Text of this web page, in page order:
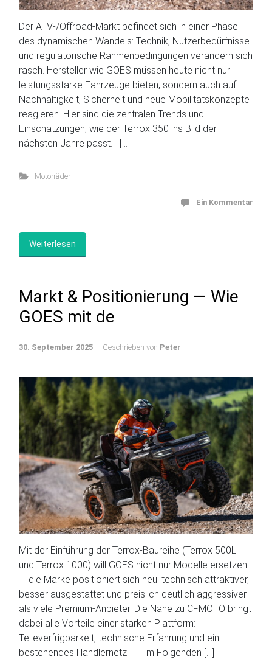
Der ATV-/Offroad-Markt befindet sich in einer Phase
des dynamischen Wandels: Technik, Nutzerbedürfnisse
und regulatorische Rahmenbedingungen verändern sich
rasch. Hersteller wie GOES müssen heute nicht nur
leistungsstarke Fahrzeuge bieten, sondern auch auf
Nachhaltigkeit, Sicherheit und neue Mobilitätskonzepte
reagieren. Hier sind die zentralen Trends und
Einschätzungen, wie der Terrox 350 ins Bild der
nächsten Jahre passt. […]
Motorräder
Ein Kommentar
Weiterlesen
Markt & Positionierung — Wie
GOES mit de
30. September 2025 Geschrieben von Peter
Mit der Einführung der Terrox-Baureihe (Terrox 500L
und Terrox 1000) will GOES nicht nur Modelle ersetzen
— die Marke positioniert sich neu: technisch attraktiver,
besser ausgestattet und preislich deutlich aggressiver
als viele Premium-Anbieter. Die Nähe zu CFMOTO bringt
dabei alle Vorteile einer starken Plattform:
Teileverfügbarkeit, technische Erfahrung und ein
bestehendes Händlernetz. Im Folgenden […]